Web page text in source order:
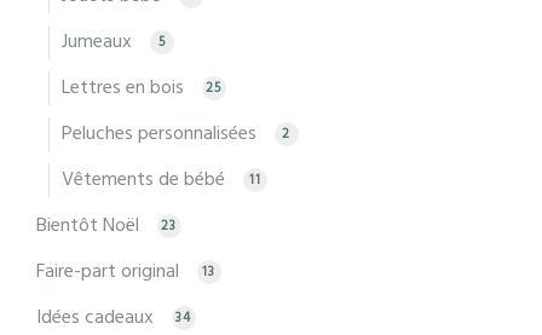
Jumeaux 5
Lettres en bois 25
Peluches personnalisées 2
Vêtements de bébé 11
Bientôt Noël 23
Faire-part original 13
Idées cadeaux 34